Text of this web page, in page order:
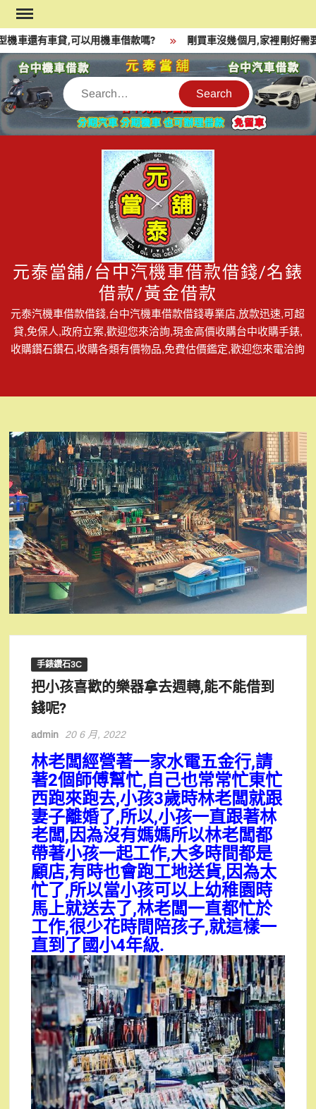
Skip
to
content
車還有車貸,可以用機車借款嗎? 剛買車沒幾個月,家裡剛好需要
Search
元泰當舖/台中汽機車借款借錢/名錶
借款/黃金借款
元泰汽機車借款借錢,台中汽機車借款借錢專業店,放款迅速,可超
貸,免保人,政府立案,歡迎您來洽詢,現金高價收購台中收購手錶,
收購鑽石鑽石,收購各類有價物品,免費估價鑑定,歡迎您來電洽詢
手錶鑽石3C
把小孩喜歡的樂器拿去週轉,能不能借到
錢呢?
admin 20 6 月, 2022
林老闆經營著一家水電五金行,請
著2個師傅幫忙,自己也常常忙東忙
西跑來跑去,小孩3歲時林老闆就跟
妻子離婚了,所以,小孩一直跟著林
老闆,因為沒有媽媽所以林老闆都
帶著小孩一起工作,大多時間都是
顧店,有時也會跑工地送貨,因為太
忙了,所以當小孩可以上幼稚園時
馬上就送去了,林老闆一直都忙於
工作,很少花時間陪孩子,就這樣一
直到了國小4年級.